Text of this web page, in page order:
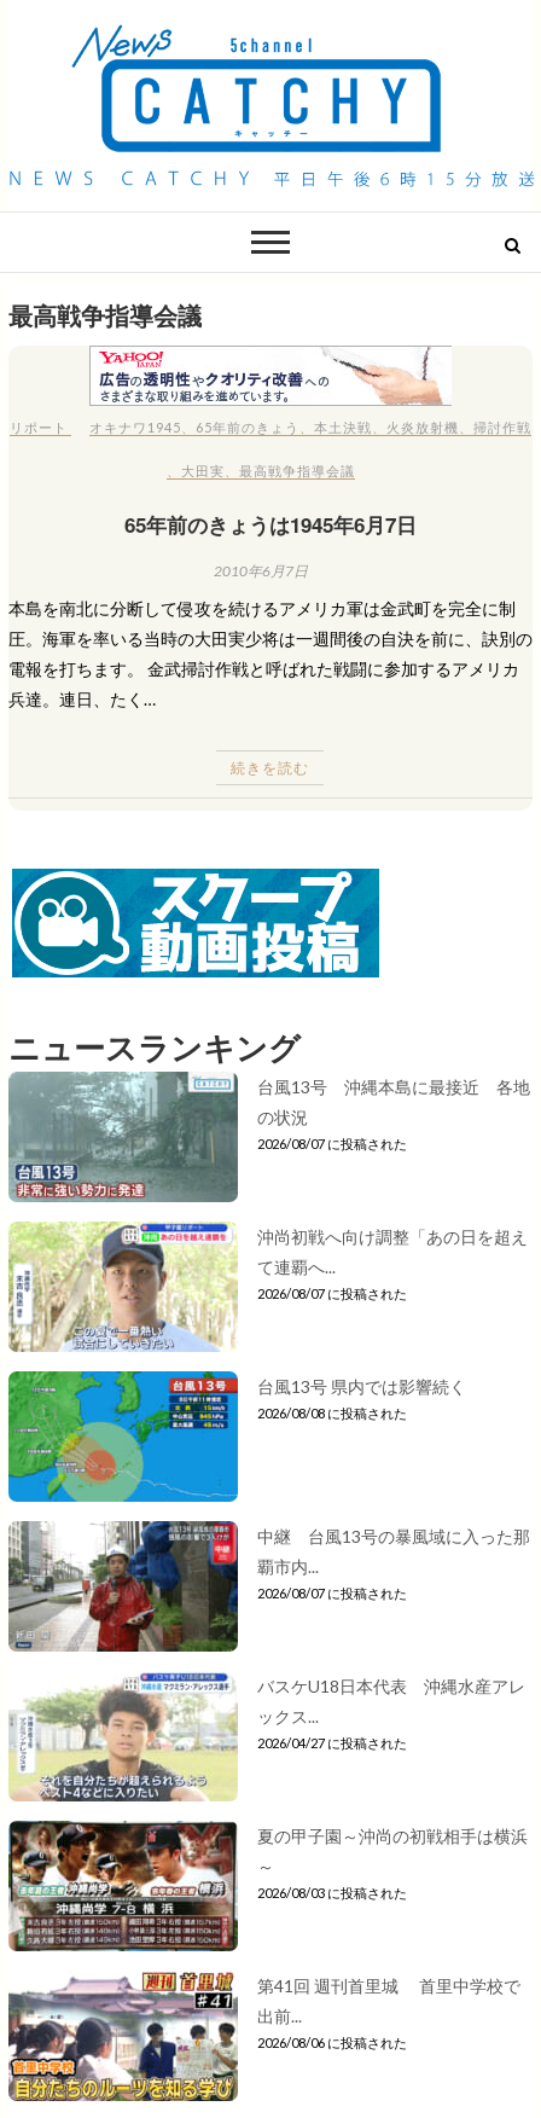
QAB NEWS Headline
最高戦争指導会議
リポート オキナワ1945 65年前のきょう 本土決戦 火炎放射機 掃討作戦
大田実 、最高戦争指導会議
65年前のきょうは1945年6月7日
2010年6月7日
本島を南北に分断して侵攻を続けるアメリカ軍は金武町を完全に制
圧。海軍を率いる当時の大田実少将は一週間後の自決を前に、訣別の
電報を打ちます。 金武掃討作戦と呼ばれた戦闘に参加するアメリカ
兵達。連日、たく…
続きを読む
ニュースランキング
台風13号 沖縄本島に最接近 各地
の状況
2026/08/07 に投稿された
沖尚初戦へ向け調整「あの日を超え
て連覇へ...
2026/08/07 に投稿された
台風13号 県内では影響続く
2026/08/08 に投稿された
中継 台風13号の暴風域に入った那
覇市内...
2026/08/07 に投稿された
バスケU18日本代表 沖縄水産アレ
ックス...
2026/04/27 に投稿された
夏の甲子園～沖尚の初戦相手は横浜
～
2026/08/03 に投稿された
第41回 週刊首里城 首里中学校で
出前...
2026/08/06 に投稿された